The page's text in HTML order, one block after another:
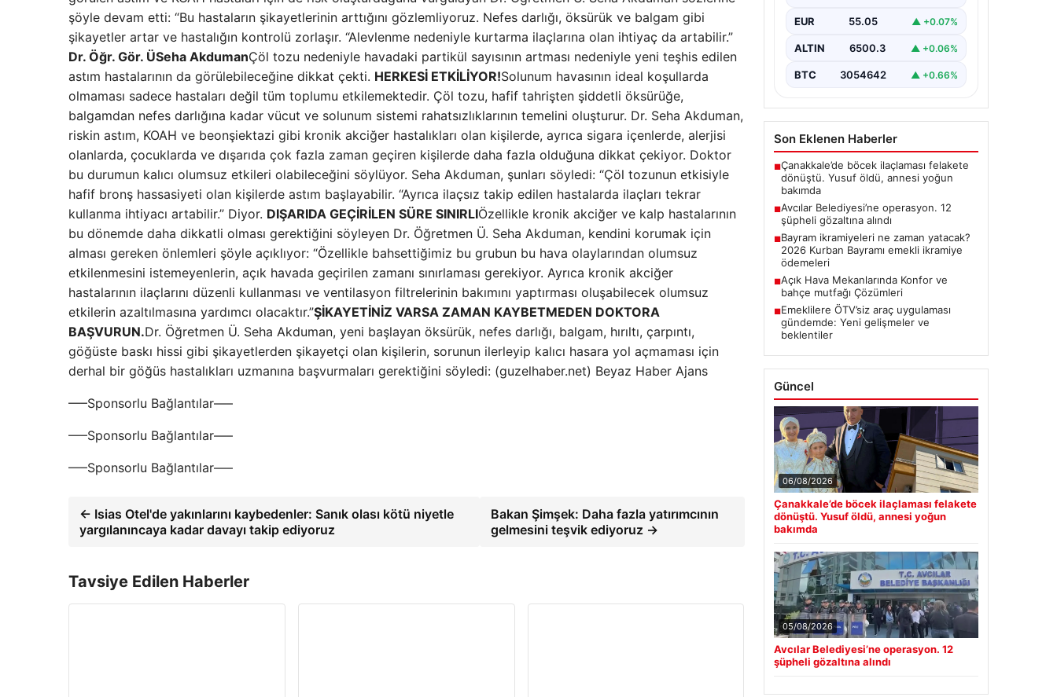
şöyle devam etti: “Bu hastaların şikayetlerinin arttığını gözlemliyoruz. Nefes darlığı, öksürük ve balgam gibi
şikayetler artar ve hastalığın kontrolü zorlaşır. “Alevlenme nedeniyle kurtarma ilaçlarına olan ihtiyaç da artabilir.”
Dr. Öğr. Gör. ÜSeha AkdumanÇöl tozu nedeniyle havadaki partikül sayısının artması nedeniyle yeni teşhis edilen
astım hastalarının da görülebileceğine dikkat çekti. HERKESİ ETKİLİYOR!Solunum havasının ideal koşullarda
olmaması sadece hastaları değil tüm toplumu etkilemektedir. Çöl tozu, hafif tahrişten şiddetli öksürüğe,
balgamdan nefes darlığına kadar vücut ve solunum sistemi rahatsızlıklarının temelini oluşturur. Dr. Seha Akduman,
riskin astım, KOAH ve beonşiektazi gibi kronik akciğer hastalıkları olan kişilerde, ayrıca sigara içenlerde, alerjisi
olanlarda, çocuklarda ve dışarıda çok fazla zaman geçiren kişilerde daha fazla olduğuna dikkat çekiyor. Doktor
bu durumun kalıcı olumsuz etkileri olabileceğini söylüyor. Seha Akduman, şunları söyledi: “Çöl tozunun etkisiyle
hafif bronş hassasiyeti olan kişilerde astım başlayabilir. “Ayrıca ilaçsız takip edilen hastalarda ilaçları tekrar
kullanma ihtiyacı artabilir.” Diyor. DIŞARIDA GEÇİRİLEN SÜRE SINIRLIÖzellikle kronik akciğer ve kalp hastalarının
bu dönemde daha dikkatli olması gerektiğini söyleyen Dr. Öğretmen Ü. Seha Akduman, kendini korumak için
alması gereken önlemleri şöyle açıklıyor: “Özellikle bahsettiğimiz bu grubun bu hava olaylarından olumsuz
etkilenmesini istemeyenlerin, açık havada geçirilen zamanı sınırlaması gerekiyor. Ayrıca kronik akciğer
hastalarının ilaçlarını düzenli kullanması ve ventilasyon filtrelerinin bakımını yaptırması oluşabilecek olumsuz
etkilerin azaltılmasına yardımcı olacaktır.”ŞİKAYETİNİZ VARSA ZAMAN KAYBETMEDEN DOKTORA
BAŞVURUN.Dr. Öğretmen Ü. Seha Akduman, yeni başlayan öksürük, nefes darlığı, balgam, hırıltı, çarpıntı,
göğüste baskı hissi gibi şikayetlerden şikayetçi olan kişilerin, sorunun ilerleyip kalıcı hasara yol açmaması için
derhal bir göğüs hastalıkları uzmanına başvurmaları gerektiğini söyledi: (guzelhaber.net) Beyaz Haber Ajans
—–Sponsorlu Bağlantılar—–
—–Sponsorlu Bağlantılar—–
—–Sponsorlu Bağlantılar—–
← Isias Otel'de yakınlarını kaybedenler: Sanık olası kötü niyetle
yargılanıncaya kadar davayı takip ediyoruz
Bakan Şimşek: Daha fazla yatırımcının
gelmesini teşvik ediyoruz →
Tavsiye Edilen Haberler
EUR 55.05 ▲ +0.07%
ALTIN 6500.3 ▲ +0.06%
BTC 3054642 ▲ +0.66%
Son Eklenen Haberler
■Çanakkale’de böcek ilaçlaması felakete
dönüştü. Yusuf öldü, annesi yoğun
bakımda
■Avcılar Belediyesi’ne operasyon. 12
şüpheli gözaltına alındı
■Bayram ikramiyeleri ne zaman yatacak?
2026 Kurban Bayramı emekli ikramiye
ödemeleri
■Açık Hava Mekanlarında Konfor ve
bahçe mutfağı Çözümleri
■Emeklilere ÖTV’siz araç uygulaması
gündemde: Yeni gelişmeler ve
beklentiler
Güncel
06/08/2026
Çanakkale’de böcek ilaçlaması felakete
dönüştü. Yusuf öldü, annesi yoğun
bakımda
05/08/2026
Avcılar Belediyesi’ne operasyon. 12
şüpheli gözaltına alındı